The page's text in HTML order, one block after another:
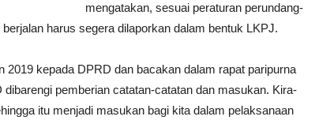
mengatakan, sesuai peraturan perundang-
harus segera dilaporkan dalam bentuk LKPJ.
2019 kepada DPRD dan bacakan dalam rapat paripurna
pemberian catatan-catatan dan masukan. Kira-
itu menjadi masukan bagi kita dalam pelaksanaan